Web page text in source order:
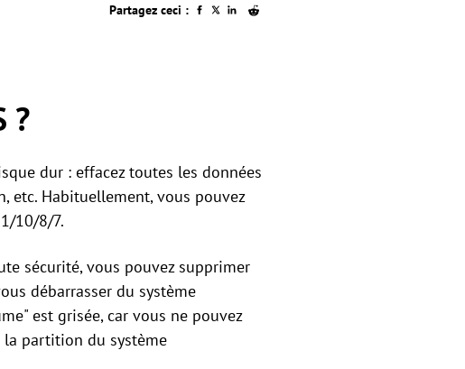
Partagez ceci :
?
dur : effacez toutes les données
etc. Habituellement, vous pouvez
10/8/7.
sécurité, vous pouvez supprimer
débarrasser du système
est grisée, car vous ne pouvez
la partition du système